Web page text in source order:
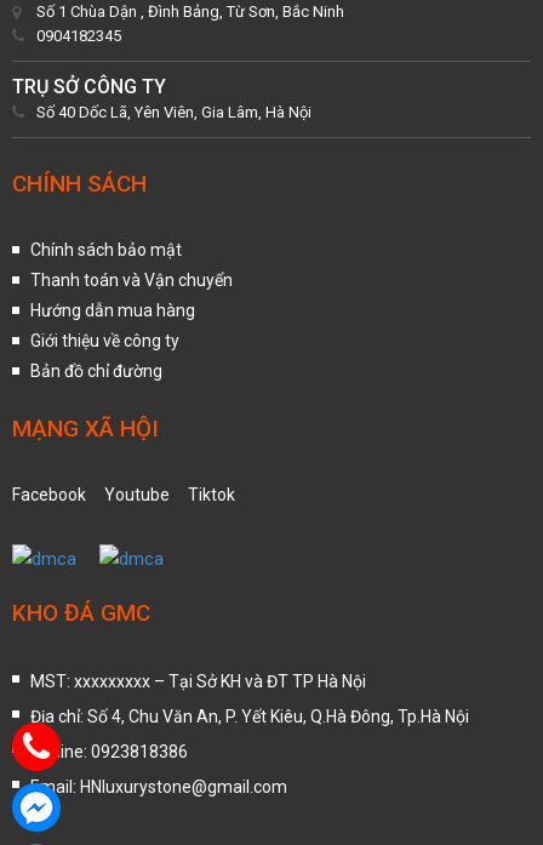
Số 1 Chùa Dận , Đình Bảng, Từ Sơn, Bắc Ninh
0904182345
TRỤ SỞ CÔNG TY
Số 40 Dốc Lã, Yên Viên, Gia Lâm, Hà Nội
CHÍNH SÁCH
Chính sách bảo mật
Thanh toán và Vận chuyển
Hướng dẫn mua hàng
Giới thiệu về công ty
Bản đồ chỉ đường
MẠNG XÃ HỘI
Facebook Youtube Tiktok
KHO ĐÁ GMC
MST: xxxxxxxxx – Tại Sở KH và ĐT TP Hà Nội
Địa chỉ: Số 4, Chu Văn An, P. Yết Kiêu, Q.Hà Đông, Tp.Hà Nội
Hotline: 0923818386
Email: HNluxurystone@gmail.com